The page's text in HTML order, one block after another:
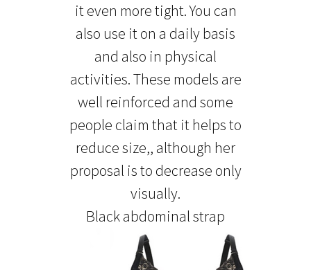
it even more tight. You can
also use it on a daily basis
and also in physical
activities. These models are
well reinforced and some
people claim that it helps to
reduce size,, although her
proposal is to decrease only
visually.
Black abdominal strap